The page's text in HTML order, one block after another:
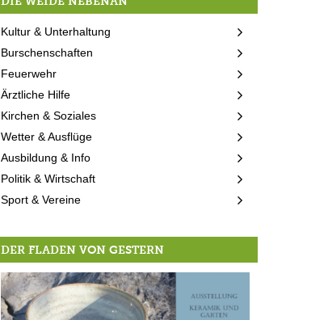
Kultur & Unterhaltung
Burschenschaften
Feuerwehr
Ärztliche Hilfe
Kirchen & Soziales
Wetter & Ausflüge
Ausbildung & Info
Politik & Wirtschaft
Sport & Vereine
DER FLADEN VON GESTERN